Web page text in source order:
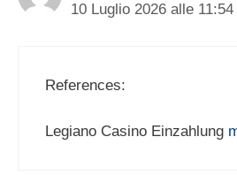
10 Luglio 2026 alle 11:54
References:
Legiano Casino Einzahlung